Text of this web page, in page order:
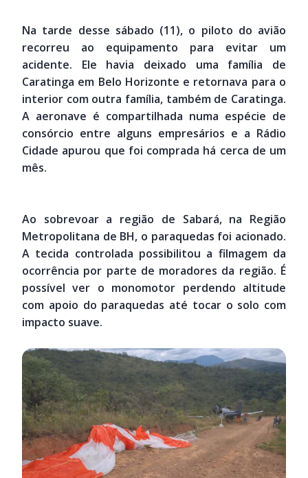
Na tarde desse sábado (11), o piloto do avião
recorreu ao equipamento para evitar um
acidente. Ele havia deixado uma família de
Caratinga em Belo Horizonte e retornava para o
interior com outra família, também de Caratinga.
A aeronave é compartilhada numa espécie de
consórcio entre alguns empresários e a Rádio
Cidade apurou que foi comprada há cerca de um
mês.
Ao sobrevoar a região de Sabará, na Região
Metropolitana de BH, o paraquedas foi acionado.
A tecida controlada possibilitou a filmagem da
ocorrência por parte de moradores da região. É
possível ver o monomotor perdendo altitude
com apoio do paraquedas até tocar o solo com
impacto suave.